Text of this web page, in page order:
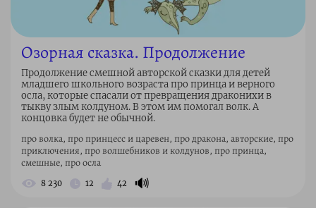
Озорная сказка. Продолжение
Продолжение смешной авторской сказки для детей
младшего школьного возраста про принца и верного
осла, которые спасали от превращения драконихи в
тыкву злым колдуном. В этом им помогал волк. А
концовка будет не обычной.
про волка, про принцесс и царевен, про дракона, авторские, про
приключения, про волшебников и колдунов, про принца,
смешные, про осла
8 230 12 42 🔊